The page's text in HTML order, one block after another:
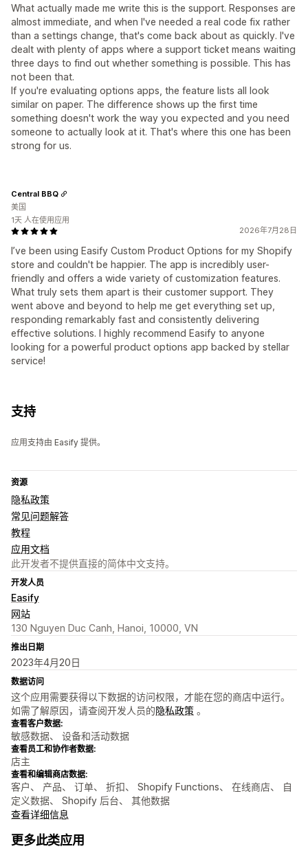
What actually made me write this is the support. Responses are
almost immediate, and when I've needed a real code fix rather
than a settings change, that's come back about as quickly. I've
dealt with plenty of apps where a support ticket means waiting
three days to find out whether something is possible. This has
not been that.
If you're evaluating options apps, the feature lists all look
similar on paper. The difference shows up the first time
something doesn't work the way you expected and you need
someone to actually look at it. That's where this one has been
strong for us.
2026年7月28日
I’ve been using Easify Custom Product Options for my Shopify
store and couldn't be happier. The app is incredibly user-
friendly and offers a wide variety of customization features.
What truly sets them apart is their customer support. They
went above and beyond to help me get everything set up,
responding remarkably fast and consistently delivering
effective solutions. I highly recommend Easify to anyone
looking for a powerful product options app backed by stellar
service!
Central BBQ
美国
1天 人在使用应用
支持
应用支持由 Easify 提供。
资源
隐私政策
常见问题解答
教程
应用文档
此开发者不提供直接的简体中文支持。
开发人员
Easify
网站
130 Nguyen Duc Canh, Hanoi, 10000, VN
推出日期
2023年4月20日
数据访问
这个应用需要获得以下数据的访问权限，才能在您的商店中运行。
如需了解原因，请查阅开发人员的隐私政策 。
查看客户数据:
敏感数据、 设备和活动数据
查看员工和协作者数据:
店主
查看和编辑商店数据:
客户、 产品、 订单、 折扣、 Shopify Functions、 在线商店、 自
定义数据、 Shopify 后台、 其他数据
查看详细信息
更多此类应用